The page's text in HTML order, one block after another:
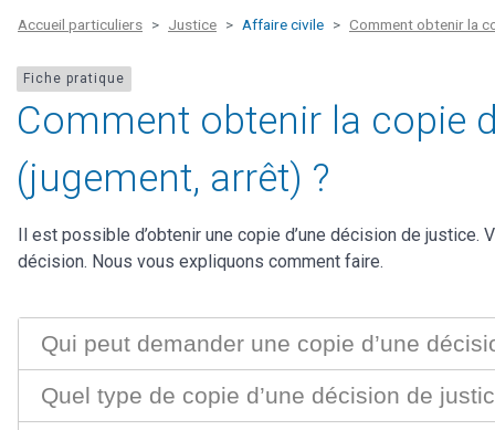
Accueil particuliers Justice Affaire civile Comment obtenir la
Fiche pratique
Comment obtenir la copie
(jugement, arrêt) ?
Il est possible d’obtenir une copie d’une décision de
décision. Nous vous expliquons comment faire.
Qui peut demander une copie d’une
Quel type de copie d’une décision de